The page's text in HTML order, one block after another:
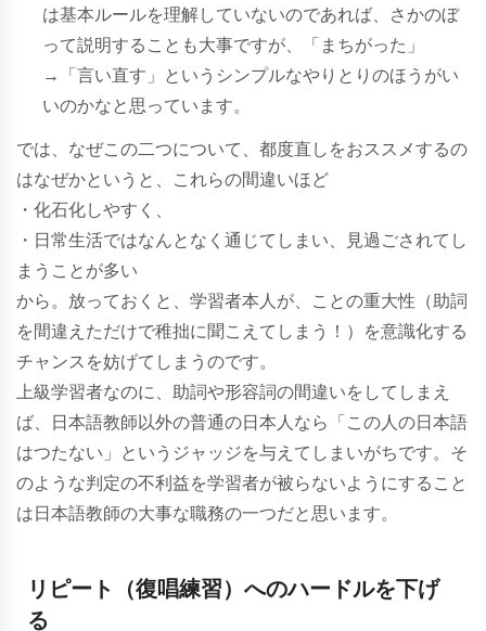
は基本ルールを理解していないのであれば、さかのぼ
って説明することも大事ですが、「まちがった」
→「言い直す」というシンプルなやりとりのほうがい
いのかなと思っています。
では、なぜこの二つについて、都度直しをおススメするの
はなぜかというと、これらの間違いほど
・化石化しやすく、
・日常生活ではなんとなく通じてしまい、見過ごされてし
まうことが多い
から。放っておくと、学習者本人が、ことの重大性（助詞
を間違えただけで稚拙に聞こえてしまう！）を意識化する
チャンスを妨げてしまうのです。
上級学習者なのに、助詞や形容詞の間違いをしてしまえ
ば、日本語教師以外の普通の日本人なら「この人の日本語
はつたない」というジャッジを与えてしまいがちです。そ
のような判定の不利益を学習者が被らないようにすること
は日本語教師の大事な職務の一つだと思います。
リピート（復唱練習）へのハードルを下げ
る